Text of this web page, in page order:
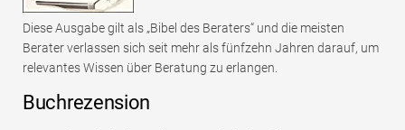
Diese Ausgabe gilt als „Bibel des Beraters“ und die meisten
Berater verlassen sich seit mehr als fünfzehn Jahren darauf, um
relevantes Wissen über Beratung zu erlangen.
Buchrezension